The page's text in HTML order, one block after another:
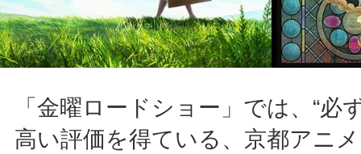
「金曜ロードショー」では、“必
高い評価を得ている、京都アニ